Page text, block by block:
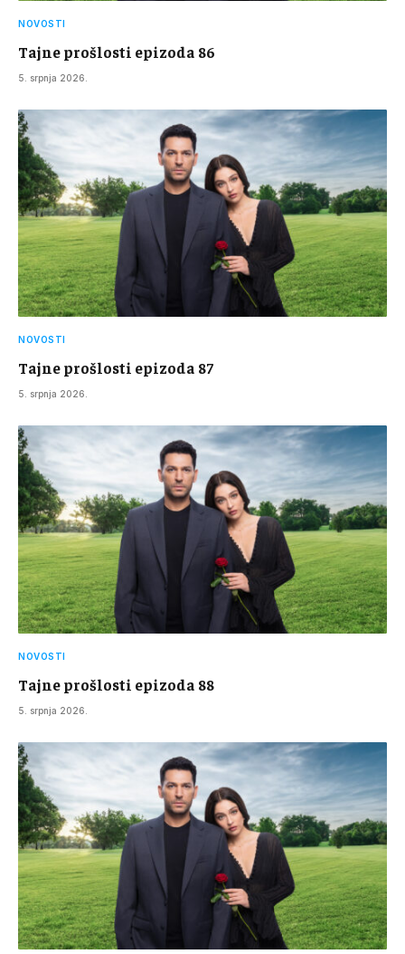
NOVOSTI
Tajne prošlosti epizoda 86
5. srpnja 2026.
NOVOSTI
Tajne prošlosti epizoda 87
5. srpnja 2026.
NOVOSTI
Tajne prošlosti epizoda 88
5. srpnja 2026.